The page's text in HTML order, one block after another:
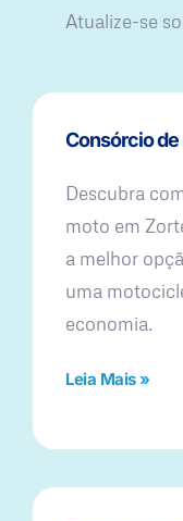
Atualize-se
Consórcio de
Descubra
moto em
a melhor
uma
economia.
Leia Mais »